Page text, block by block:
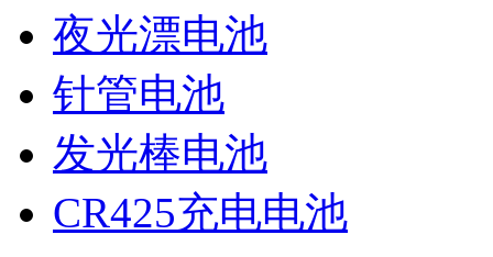
夜光漂电池
针管电池
发光棒电池
CR425充电电池